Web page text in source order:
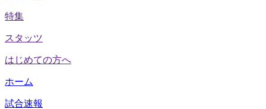
特集
スタッツ
はじめての方へ
ホーム
試合速報